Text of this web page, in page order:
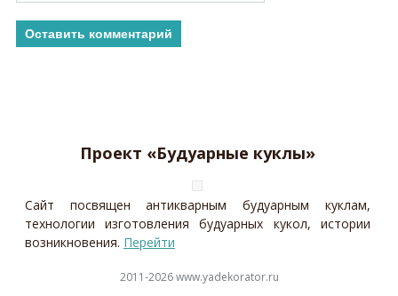
Проект «Будуарные куклы»
Сайт посвящен антикварным будуарным куклам,
технологии изготовления будуарных кукол, истории
возникновения. Перейти
2011-2026 www.yadekorator.ru